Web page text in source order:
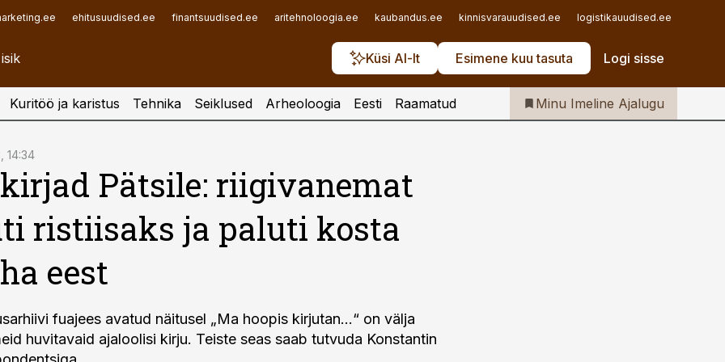
ehitusuudised.ee finantsuudised.ee aritehnoloogia.ee kaubandus.ee kinnisvarauudised.ee logistikauudised.ee
Küsi AI-lt Esimene kuu tasuta Logi sisse
Iseteenindus
Telli Imeline Ajalugu
Kuritöö ja karistus Tehnika Seiklused Arheoloogia Eesti Raamatud Minu Imeline Ajalugu
14:34
Pätsile: riigivanemat
ristiisaks ja paluti kosta
eest
fuajees avatud näitusel „Ma hoopis kirjutan...“ on välja
huvitavaid ajaloolisi kirju. Teiste seas saab tutvuda Konstantin